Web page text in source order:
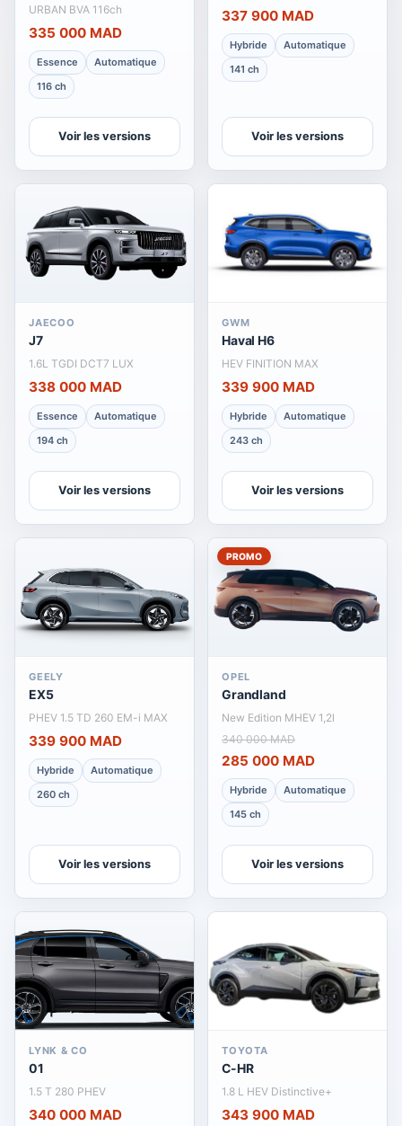
URBAN BVA 116ch
335 000 MAD
Essence
Automatique
116 ch
Voir les versions
337 900 MAD
Hybride
Automatique
141 ch
Voir les versions
JAECOO
J7
1.6L TGDI DCT7 LUX
338 000 MAD
Essence
Automatique
194 ch
Voir les versions
GWM
Haval H6
HEV FINITION MAX
339 900 MAD
Hybride
Automatique
243 ch
Voir les versions
GEELY
EX5
PHEV 1.5 TD 260 EM-i MAX
339 900 MAD
Hybride
Automatique
260 ch
Voir les versions
PROMO
OPEL
Grandland
New Edition MHEV 1,2l
340 000 MAD
285 000 MAD
Hybride
Automatique
145 ch
Voir les versions
LYNK & CO
01
1.5 T 280 PHEV
340 000 MAD
TOYOTA
C-HR
1.8 L HEV Distinctive+
343 900 MAD